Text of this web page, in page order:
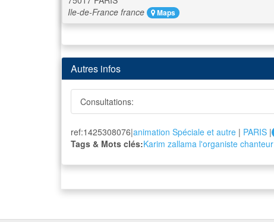
Ile-de-France france Maps
Autres infos
Consultations:
ref:1425308076|animation Spéciale et autre | PARIS |
Tags & Mots clés:Karim zallama l'organiste chanteur